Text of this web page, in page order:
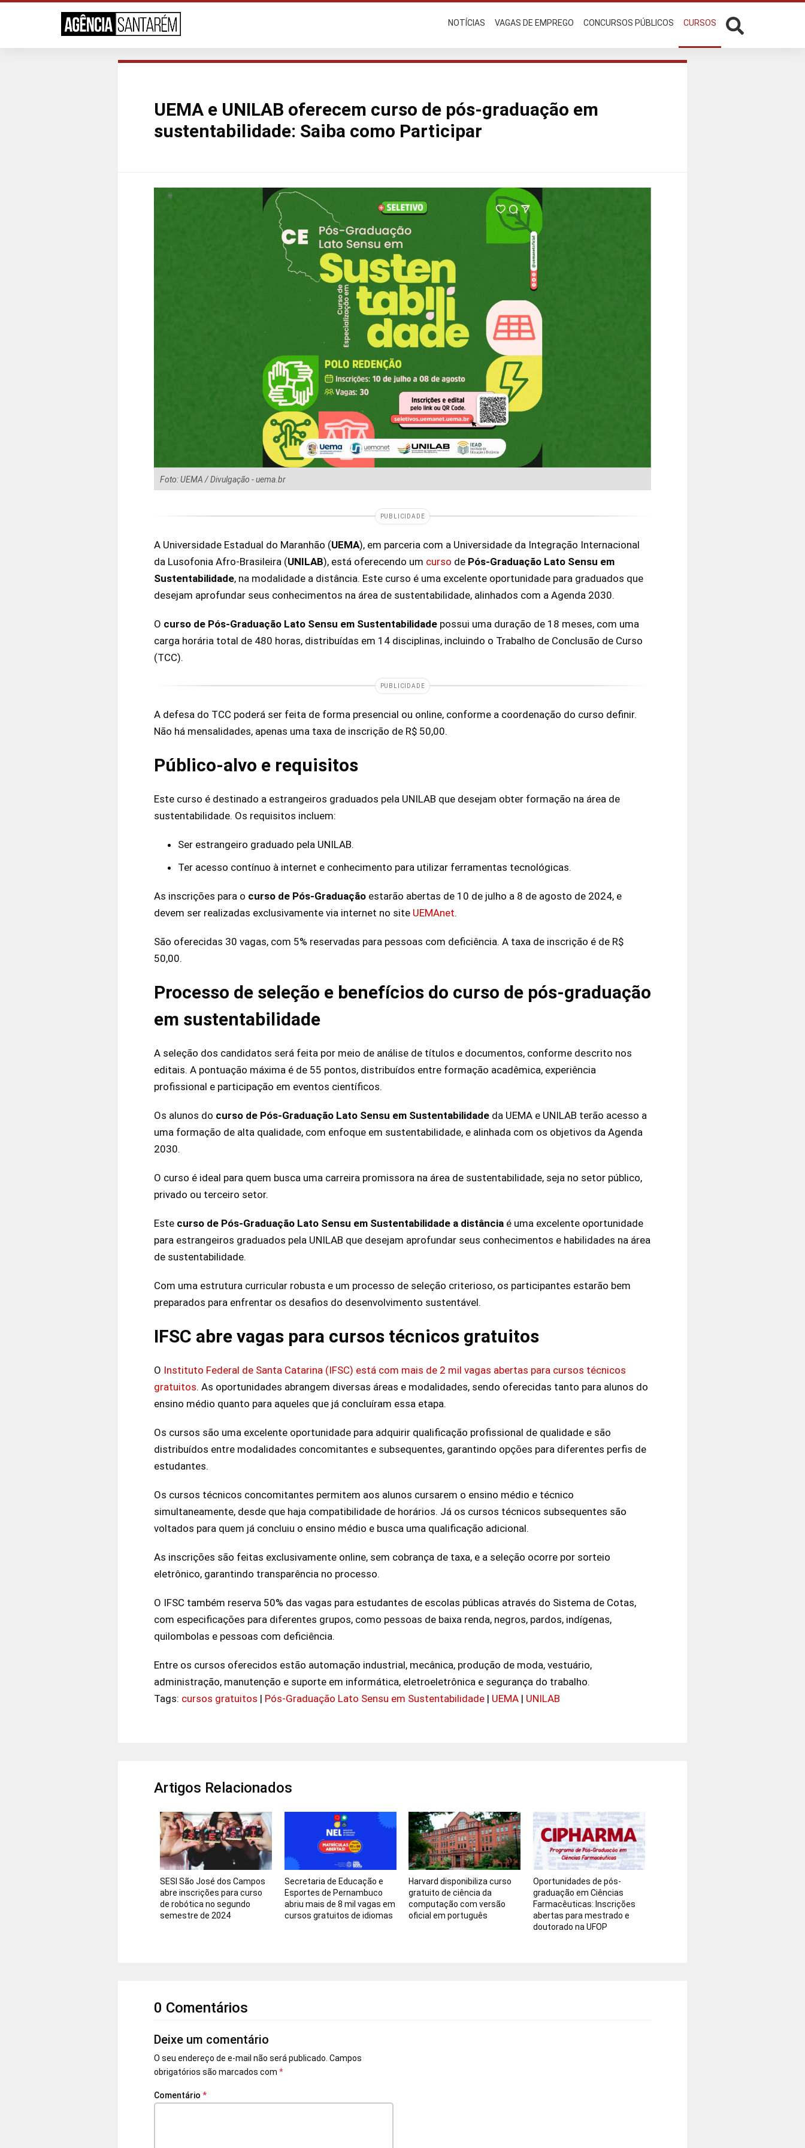
NOTÍCIAS VAGAS DE EMPREGO CONCURSOS PÚBLICOS CURSOS
UEMA e UNILAB oferecem curso de pós-graduação em
sustentabilidade: Saiba como Participar
Foto: UEMA / Divulgação - uema.br
PUBLICIDADE
A Universidade Estadual do Maranhão (UEMA), em parceria com a Universidade da Integração Internacional
da Lusofonia Afro-Brasileira (UNILAB), está oferecendo um curso de Pós-Graduação Lato Sensu em
Sustentabilidade, na modalidade a distância. Este curso é uma excelente oportunidade para graduados que
desejam aprofundar seus conhecimentos na área de sustentabilidade, alinhados com a Agenda 2030.
O curso de Pós-Graduação Lato Sensu em Sustentabilidade possui uma duração de 18 meses, com uma
carga horária total de 480 horas, distribuídas em 14 disciplinas, incluindo o Trabalho de Conclusão de Curso
(TCC).
PUBLICIDADE
A defesa do TCC poderá ser feita de forma presencial ou online, conforme a coordenação do curso definir.
Não há mensalidades, apenas uma taxa de inscrição de R$ 50,00.
Público-alvo e requisitos
Este curso é destinado a estrangeiros graduados pela UNILAB que desejam obter formação na área de
sustentabilidade. Os requisitos incluem:
Ser estrangeiro graduado pela UNILAB.
Ter acesso contínuo à internet e conhecimento para utilizar ferramentas tecnológicas.
As inscrições para o curso de Pós-Graduação estarão abertas de 10 de julho a 8 de agosto de 2024, e
devem ser realizadas exclusivamente via internet no site UEMAnet.
São oferecidas 30 vagas, com 5% reservadas para pessoas com deficiência. A taxa de inscrição é de R$
50,00.
Processo de seleção e benefícios do curso de pós-graduação
em sustentabilidade
A seleção dos candidatos será feita por meio de análise de títulos e documentos, conforme descrito nos
editais. A pontuação máxima é de 55 pontos, distribuídos entre formação acadêmica, experiência
profissional e participação em eventos científicos.
Os alunos do curso de Pós-Graduação Lato Sensu em Sustentabilidade da UEMA e UNILAB terão acesso a
uma formação de alta qualidade, com enfoque em sustentabilidade, e alinhada com os objetivos da Agenda
2030.
O curso é ideal para quem busca uma carreira promissora na área de sustentabilidade, seja no setor público,
privado ou terceiro setor.
Este curso de Pós-Graduação Lato Sensu em Sustentabilidade a distância é uma excelente oportunidade
para estrangeiros graduados pela UNILAB que desejam aprofundar seus conhecimentos e habilidades na área
de sustentabilidade.
Com uma estrutura curricular robusta e um processo de seleção criterioso, os participantes estarão bem
preparados para enfrentar os desafios do desenvolvimento sustentável.
IFSC abre vagas para cursos técnicos gratuitos
O Instituto Federal de Santa Catarina (IFSC) está com mais de 2 mil vagas abertas para cursos técnicos
gratuitos. As oportunidades abrangem diversas áreas e modalidades, sendo oferecidas tanto para alunos do
ensino médio quanto para aqueles que já concluíram essa etapa.
Os cursos são uma excelente oportunidade para adquirir qualificação profissional de qualidade e são
distribuídos entre modalidades concomitantes e subsequentes, garantindo opções para diferentes perfis de
estudantes.
Os cursos técnicos concomitantes permitem aos alunos cursarem o ensino médio e técnico
simultaneamente, desde que haja compatibilidade de horários. Já os cursos técnicos subsequentes são
voltados para quem já concluiu o ensino médio e busca uma qualificação adicional.
As inscrições são feitas exclusivamente online, sem cobrança de taxa, e a seleção ocorre por sorteio
eletrônico, garantindo transparência no processo.
O IFSC também reserva 50% das vagas para estudantes de escolas públicas através do Sistema de Cotas,
com especificações para diferentes grupos, como pessoas de baixa renda, negros, pardos, indígenas,
quilombolas e pessoas com deficiência.
Entre os cursos oferecidos estão automação industrial, mecânica, produção de moda, vestuário,
administração, manutenção e suporte em informática, eletroeletrônica e segurança do trabalho.
Tags: cursos gratuitos | Pós-Graduação Lato Sensu em Sustentabilidade | UEMA | UNILAB
Artigos Relacionados
SESI São José dos Campos
abre inscrições para curso
de robótica no segundo
semestre de 2024
Secretaria de Educação e
Esportes de Pernambuco
abriu mais de 8 mil vagas em
cursos gratuitos de idiomas
Harvard disponibiliza curso
gratuito de ciência da
computação com versão
oficial em português
Oportunidades de pós-
graduação em Ciências
Farmacêuticas: Inscrições
abertas para mestrado e
doutorado na UFOP
0 Comentários
Deixe um comentário
O seu endereço de e-mail não será publicado. Campos
obrigatórios são marcados com *
Comentário *